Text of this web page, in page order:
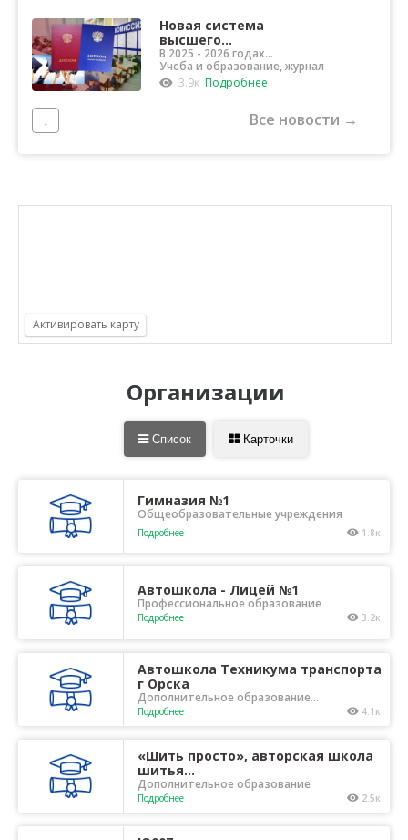
Новая система
высшего
образования без
бакалавров
В 2025 - 2026 годах
планируется ввести три
уровня обучения
Учеба и образование, журнал
3.9к Подробнее
↓ Все новости →
Организации
Список Карточки
Гимназия №1
Общеобразовательные учреждения
Подробнее 1.8к
Автошкола - Лицей №1
Профессиональное образование
Подробнее 3.2к
Автошкола Техникума транспорта
г Орска
Дополнительное образование
Профессиональное образование
Подробнее 4.1к
«Шить просто», авторская школа
шитья...
Дополнительное образование
Подробнее 2.5к